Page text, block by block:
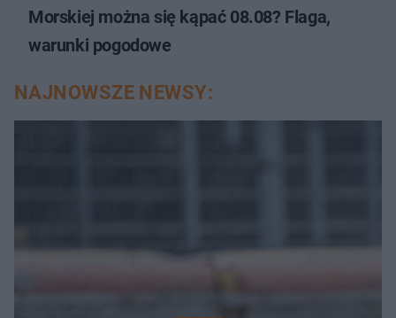
Morskiej można się kąpać 08.08? Flaga,
warunki pogodowe
NAJNOWSZE NEWSY: